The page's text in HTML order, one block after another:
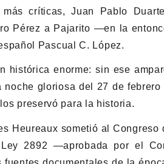
críticas, Juan Pablo
Pérez a Pajarito —en la
Pascual C. López.
histórica enorme: sin ese
gloriosa del 27 de febrero
preservó para la historia.
Heureaux sometió al Congreso
2892 —aprobada por el